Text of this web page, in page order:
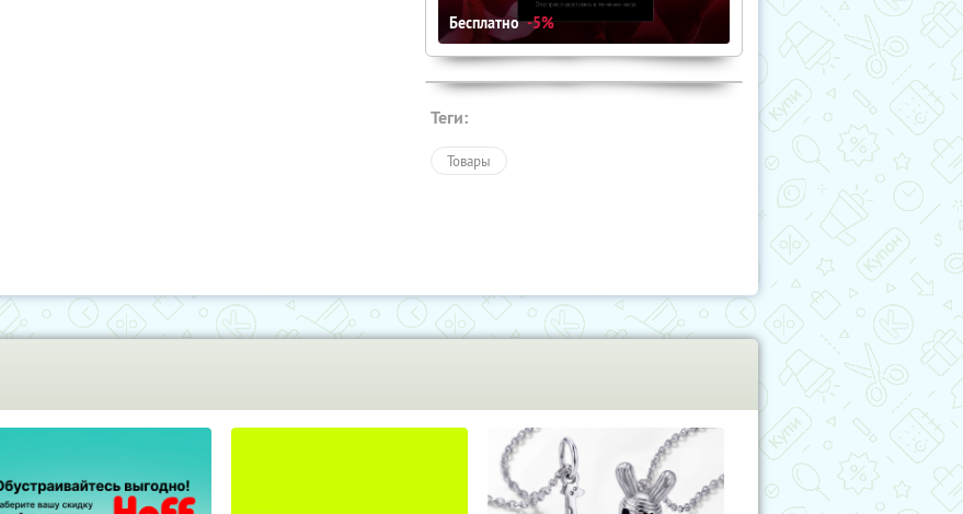
Бесплатно -5%
Теги:
Товары